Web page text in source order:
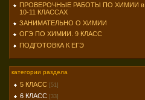
ПРОВЕРОЧНЫЕ РАБОТЫ ПО ХИМИИ в
10-11 КЛАССАХ
ЗАНИМАТЕЛЬНО О ХИМИИ
ОГЭ ПО ХИМИИ. 9 КЛАСС
ПОДГОТОВКА К ЕГЭ
категории раздела
5 КЛАСС [51]
6 КЛАСС [33]